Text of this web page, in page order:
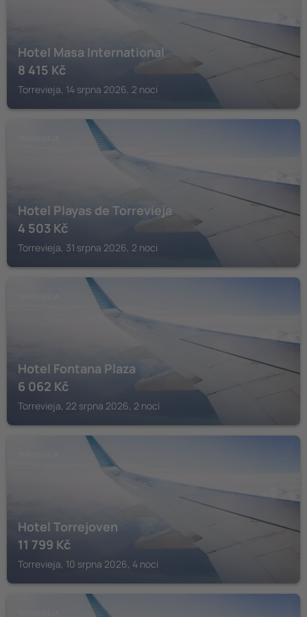
Hotel Masa International
8 415 Kč
Torrevieja, 14 srpna 2026, 2 noci
Hotel Playas de Torrevieja
4 503 Kč
Torrevieja, 31 srpna 2026, 2 noci
Hotel Fontana Plaza
6 062 Kč
Torrevieja, 22 srpna 2026, 2 noci
Hotel Torrejoven
11 799 Kč
Torrevieja, 10 srpna 2026, 4 noci